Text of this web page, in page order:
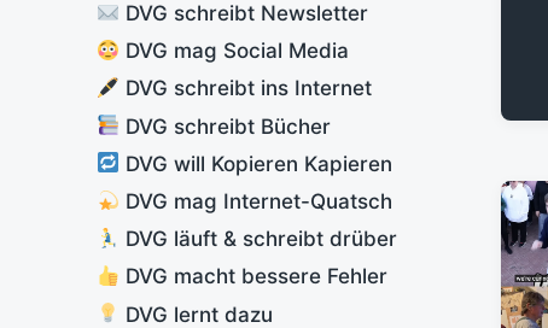
DVG schreibt Newsletter
DVG mag Social Media
DVG schreibt ins Internet
DVG schreibt Bücher
DVG will Kopieren Kapieren
DVG mag Internet-Quatsch
DVG läuft & schreibt drüber
DVG macht bessere Fehler
DVG lernt dazu